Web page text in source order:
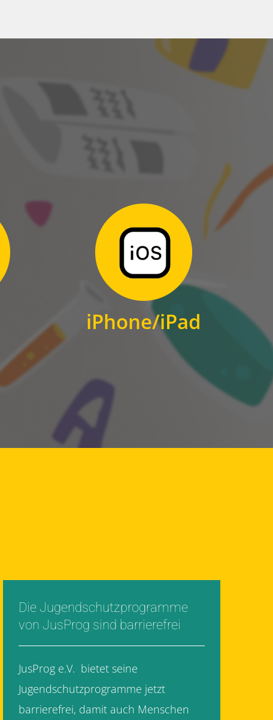
iPhone/iPad
Zum Download
für iPhone und iPad
Die Jugendschutzprogramme
von JusProg sind barrierefrei
JusProg e.V. bietet seine
Jugendschutzprogramme jetzt
barrierefrei, damit auch Menschen